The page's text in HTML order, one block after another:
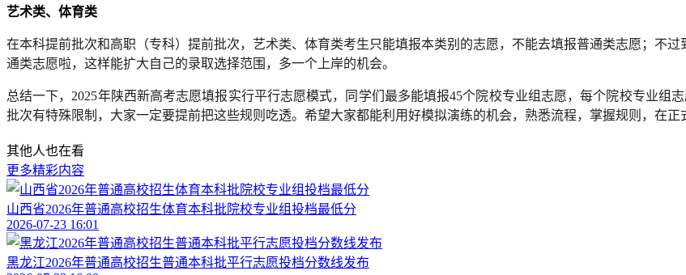
艺术类、体育类
在本科提前批次和高职（专科）提前批次，艺术类、体育类考生只能填报本类别的志愿，不能去填报普通类志愿；不
通类志愿啦，这样能扩大自己的录取选择范围，多一个上岸的机会。
总结一下，2025年陕西新高考志愿填报实行平行志愿模式，同学们最多能填报45个院校专业组志愿，每个院校专业组
批次有特殊限制，大家一定要提前把这些规则吃透。希望大家都能利用好模拟演练的机会，熟悉流程，掌握规则，在正
其他人也在看
更多精彩内容
山西省2026年普通高校招生体育本科批院校专业组投档最低分
2026-07-23 16:01
黑龙江2026年普通高校招生普通本科批平行志愿投档分数线发布